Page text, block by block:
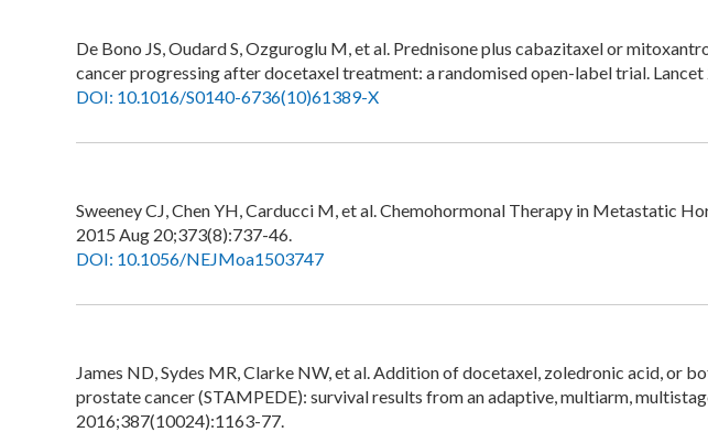
De Bono JS, Oudard S, Ozguroglu M, et al. Prednisone plus cabazitaxel or
cancer progressing after docetaxel treatment: a randomised open-label trial.
DOI: 10.1016/S0140-6736(10)61389-X
Sweeney CJ, Chen YH, Carducci M, et al. Chemohormonal Therapy in Metastatic
2015 Aug 20;373(8):737-46.
DOI: 10.1056/NEJMoa1503747
James ND, Sydes MR, Clarke NW, et al. Addition of docetaxel, zoledronic acid, or
prostate cancer (STAMPEDE): survival results from an adaptive, multiarm,
2016;387(10024):1163-77.